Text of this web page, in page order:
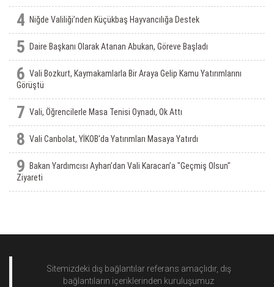
4 Niğde Valiliği’nden Küçükbaş Hayvancılığa Destek
5 Daire Başkanı Olarak Atanan Abukan, Göreve Başladı
6 Vali Bozkurt, Kaymakamlarla Bir Araya Gelip Kamu Yatırımlarını
Görüştü
7 Vali, Öğrencilerle Masa Tenisi Oynadı, Ok Attı
8 Vali Canbolat, YİKOB'da Yatırımları Masaya Yatırdı
9
Bakan Yardımcısı Ayhan’dan Vali Karacan’a "Geçmiş Olsun"
Ziyareti
Sitemizdeki dış bağlantılar referans amaçlıdır, dış
bağlantıların içeriklerinden kuruluşumuz